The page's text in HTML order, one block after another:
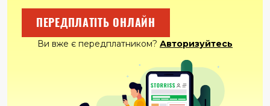
ПЕРЕДПЛАТІТЬ ОНЛАЙН
Ви вже є передплатником? Авторизуйтесь